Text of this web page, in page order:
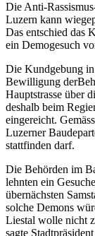
Die Anti-
Luzern kann
Das entschied das
ein Demogesuch
Die Kundgebung
Bewilligung
Hauptstrasse über
deshalb beim
eingereicht.
Luzerner
stattfinden darf.
Die Behörden im
lehnten ein
übernächsten
solche Demons
Liestal wolle nicht
sagte